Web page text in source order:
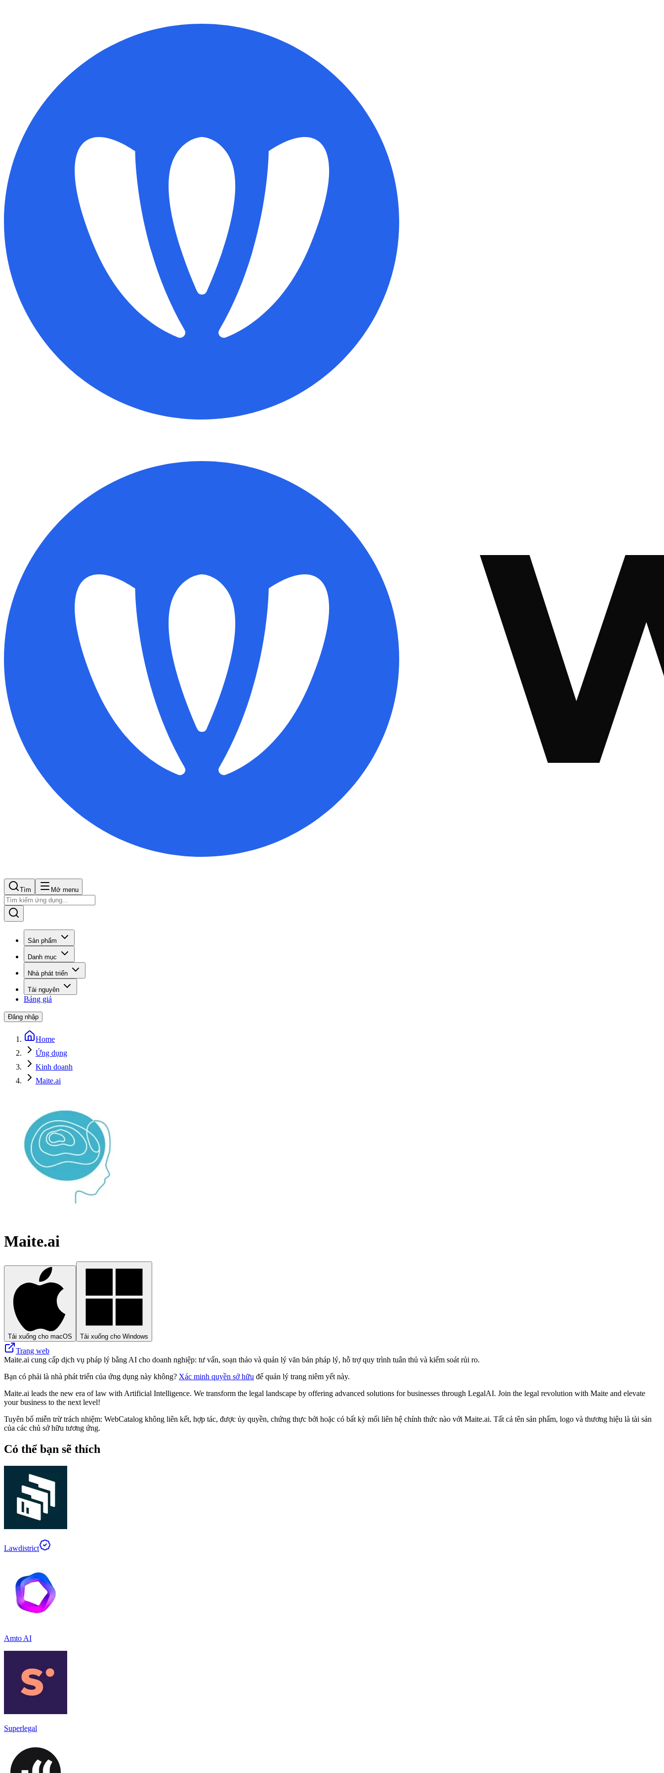
Tìm Mở menu
Sản phẩm
Danh mục
Nhà phát triển
Tài nguyên
Bảng giá
Đăng nhập
Home
Ứng dụng
Kinh doanh
Maite.ai
Maite.ai
Tải xuống cho macOS Tải xuống cho Windows
Trang web
Maite.ai cung cấp dịch vụ pháp lý bằng AI cho doanh nghiệp: tư vấn, soạn thảo và quản lý văn bản pháp lý, hỗ trợ quy trình tuân thủ và kiểm soát rủi ro.
Bạn có phải là nhà phát triển của ứng dụng này không? Xác minh quyền sở hữu để quản lý trang niêm yết này.
Maite.ai leads the new era of law with Artificial Intelligence. We transform the legal landscape by offering advanced solutions for businesses through LegalAI. Join the legal revolution with Maite and elevate
your business to the next level!
Tuyên bố miễn trừ trách nhiệm: WebCatalog không liên kết, hợp tác, được ủy quyền, chứng thực bởi hoặc có bất kỳ mối liên hệ chính thức nào với Maite.ai. Tất cả tên sản phẩm, logo và thương hiệu là tài sản
của các chủ sở hữu tương ứng.
Có thể bạn sẽ thích
Lawdistrict
Amto AI
Superlegal